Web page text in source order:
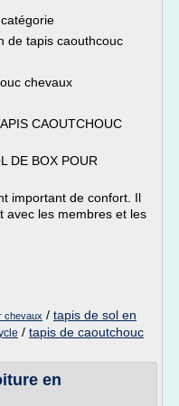
de tapis caouthcouc
chevaux
CAOUTCHOUC
DE BOX POUR
important de confort. Il
avec les membres et les
chevaux / tapis de sol en
/ tapis de caoutchouc
en